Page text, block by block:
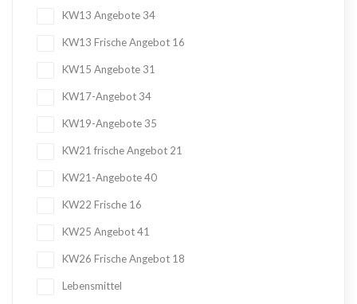
KW13 Angebote 34
KW13 Frische Angebot 16
KW15 Angebote 31
KW17-Angebot 34
KW19-Angebote 35
KW21 frische Angebot 21
KW21-Angebote 40
KW22 Frische 16
KW25 Angebot 41
KW26 Frische Angebot 18
Lebensmittel